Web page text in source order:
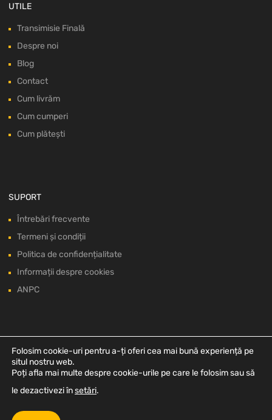
UTILE
Transimisie Finală
Despre noi
Blog
Contact
Cum livrăm
Cum cumperi
Cum plătești
SUPORT
Întrebări frecvente
Termeni și condiții
Politica de confidențialitate
Informații despre cookies
ANPC
Folosim cookie-uri pentru a-ți oferi cea mai bună experiență pe
situl nostru web.
Poți afla mai multe despre cookie-urile pe care le folosim sau să
le dezactivezi însetări.